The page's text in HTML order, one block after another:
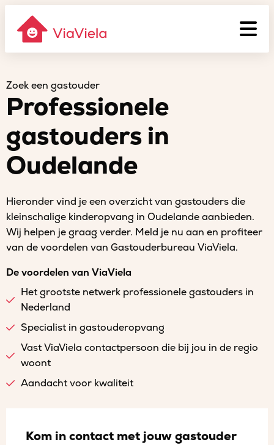
Zoek een gastouder
Professionele
gastouders in
Oudelande
Hieronder vind je een overzicht van gastouders die
kleinschalige kinderopvang in Oudelande aanbieden.
Wij helpen je graag verder. Meld je nu aan en profiteer
van de voordelen van Gastouderbureau ViaViela.
De voordelen van ViaViela
Het grootste netwerk professionele gastouders in
Nederland
Specialist in gastouderopvang
Vast ViaViela contactpersoon die bij jou in de regio
woont
Aandacht voor kwaliteit
Kom in contact met jouw gastouder